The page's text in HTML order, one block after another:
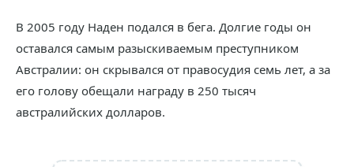
В 2005 году Наден подался в бега. Долгие годы он
оставался самым разыскиваемым преступником
Австралии: он скрывался от правосудия семь лет, а за
его голову обещали награду в 250 тысяч
австралийских долларов.